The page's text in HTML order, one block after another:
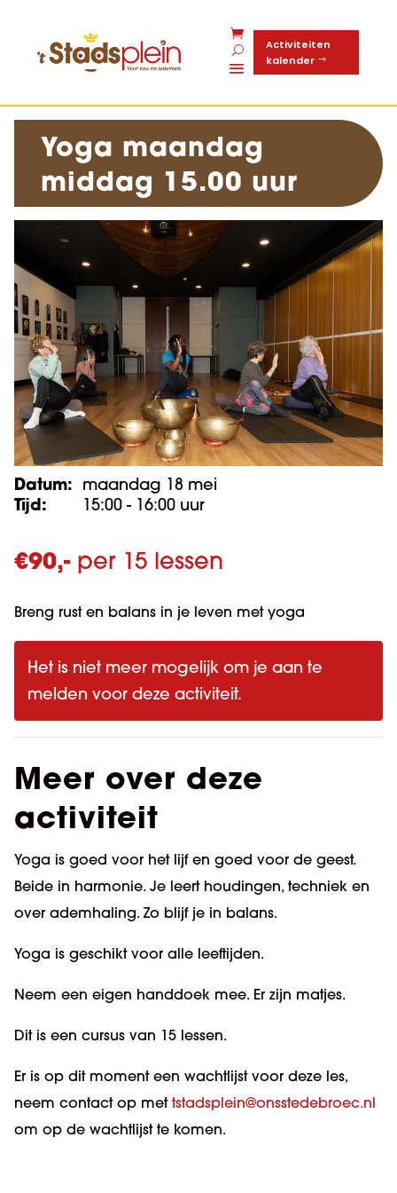
Activiteiten
kalender
Yoga maandag
middag 15.00 uur
Datum: maandag 18 mei
Tijd: 15:00 - 16:00 uur
€90,-per 15 lessen
Breng rust en balans in je leven met yoga
Het is niet meer mogelijk om je aan te
melden voor deze activiteit.
Meer over deze
activiteit
Yoga is goed voor het lijf en goed voor de geest.
Beide in harmonie. Je leert houdingen, techniek en
over ademhaling. Zo blijf je in balans.
Yoga is geschikt voor alle leeftijden.
Neem een eigen handdoek mee. Er zijn matjes.
Dit is een cursus van 15 lessen.
Er is op dit moment een wachtlijst voor deze les,
neem contact op met tstadsplein@onsstedebroec.nl
om op de wachtlijst te komen.